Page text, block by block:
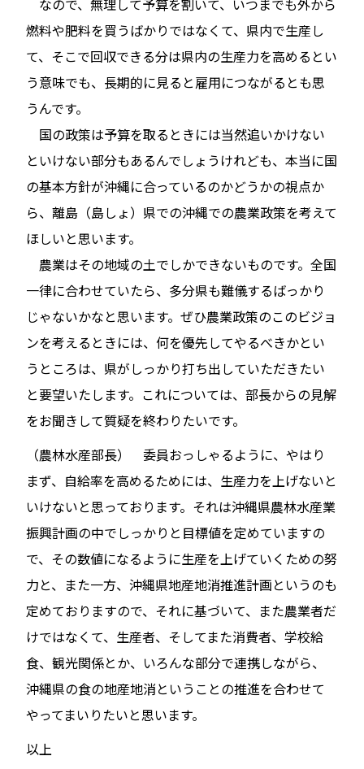
なので、無理して予算を割いて、いつまでも外から
燃料や肥料を買うばかりではなくて、県内で生産し
て、そこで回収できる分は県内の生産力を高めるとい
う意味でも、長期的に見ると雇用につながるとも思
うんです。
国の政策は予算を取るときには当然追いかけない
といけない部分もあるんでしょうけれども、本当に国
の基本方針が沖縄に合っているのかどうかの視点か
ら、離島（島しょ）県での沖縄での農業政策を考えて
ほしいと思います。
農業はその地域の土でしかできないものです。全国
一律に合わせていたら、多分県も難儀するばっかり
じゃないかなと思います。ぜひ農業政策のこのビジョ
ンを考えるときには、何を優先してやるべきかとい
うところは、県がしっかり打ち出していただきたい
と要望いたします。これについては、部長からの見解
をお聞きして質疑を終わりたいです。
（農林水産部長） 委員おっしゃるように、やはり
まず、自給率を高めるためには、生産力を上げないと
いけないと思っております。それは沖縄県農林水産業
振興計画の中でしっかりと目標値を定めていますの
で、その数値になるように生産を上げていくための努
力と、また一方、沖縄県地産地消推進計画というのも
定めておりますので、それに基づいて、また農業者だ
けではなくて、生産者、そしてまた消費者、学校給
食、観光関係とか、いろんな部分で連携しながら、
沖縄県の食の地産地消ということの推進を合わせて
やってまいりたいと思います。
以上